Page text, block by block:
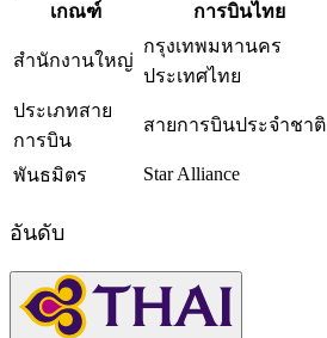
เกณฑ์ การบินไทย
สำนักงานใหญ่
กรุงเทพมหานคร
ประเทศไทย
ประเภทสาย
การบิน
สายการบินประจำชาติ
พันธมิตร
Star Alliance
อันดับ